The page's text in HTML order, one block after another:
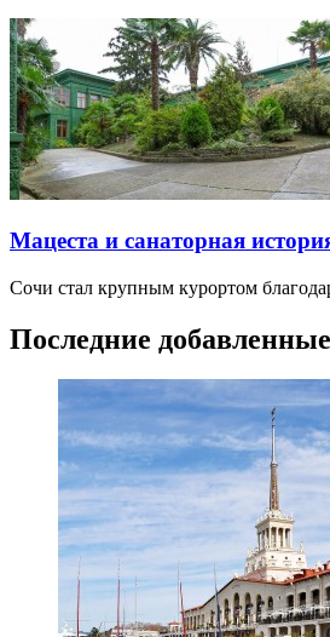
Мацеста и санаторная
Сочи стал крупным курортом
Последние добавленные